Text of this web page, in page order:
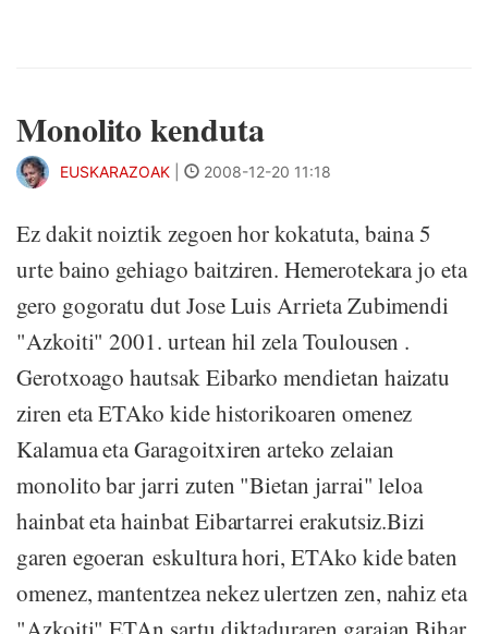
Monolito kenduta
EUSKARAZOAK 2008-12-20 11:18
Ez dakit noiztik zegoen hor kokatuta, baina 5
urte baino gehiago baitziren. Hemerotekara jo eta
gero gogoratu dut Jose Luis Arrieta Zubimendi
"Azkoiti" 2001. urtean hil zela Toulousen .
Gerotxoago hautsak Eibarko mendietan haizatu
ziren eta ETAko kide historikoaren omenez
Kalamua eta Garagoitxiren arteko zelaian
monolito bar jarri zuten "Bietan jarrai" leloa
hainbat eta hainbat Eibartarrei erakutsiz.Bizi
garen egoeran eskultura hori, ETAko kide baten
omenez, mantentzea nekez ulertzen zen, nahiz eta